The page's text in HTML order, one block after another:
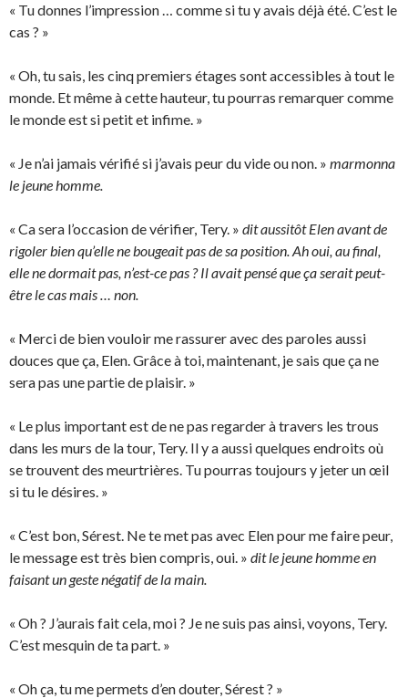
« Tu donnes l’impression … comme si tu y avais déjà été. C’est le
cas ? »
« Oh, tu sais, les cinq premiers étages sont accessibles à tout le
monde. Et même à cette hauteur, tu pourras remarquer comme
le monde est si petit et infime. »
« Je n’ai jamais vérifié si j’avais peur du vide ou non. » marmonna
le jeune homme.
« Ca sera l’occasion de vérifier, Tery. » dit aussitôt Elen avant de
rigoler bien qu’elle ne bougeait pas de sa position. Ah oui, au final,
elle ne dormait pas, n’est-ce pas ? Il avait pensé que ça serait peut-
être le cas mais … non.
« Merci de bien vouloir me rassurer avec des paroles aussi
douces que ça, Elen. Grâce à toi, maintenant, je sais que ça ne
sera pas une partie de plaisir. »
« Le plus important est de ne pas regarder à travers les trous
dans les murs de la tour, Tery. Il y a aussi quelques endroits où
se trouvent des meurtrières. Tu pourras toujours y jeter un œil
si tu le désires. »
« C’est bon, Sérest. Ne te met pas avec Elen pour me faire peur,
le message est très bien compris, oui. » dit le jeune homme en
faisant un geste négatif de la main.
« Oh ? J’aurais fait cela, moi ? Je ne suis pas ainsi, voyons, Tery.
C’est mesquin de ta part. »
« Oh ça, tu me permets d’en douter, Sérest ? »